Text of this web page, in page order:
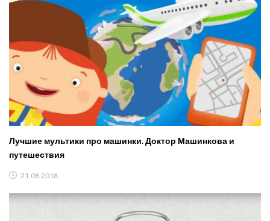
Лучшие мультики про машинки. Доктор Машинкова и
путешествия
21.08.2018